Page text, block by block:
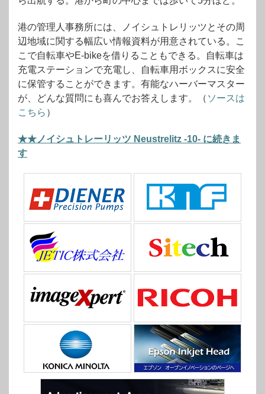
港の管理人事務所には、ノイシュトレリッツとその周
辺地域に関する幅広い情報資料が用意されている。こ
こで自転車やE-bikeを借りることもできる。自転車は
充電ステーションで充電し、自転車用ボックスに安全
に保管することができます。有能なハーバーマスター
が、どんな質問にも喜んでお答えします。（ ソースは
こちら ）
★★ノイシュトレーリッツ Neustrelitz -10- に続きま
す